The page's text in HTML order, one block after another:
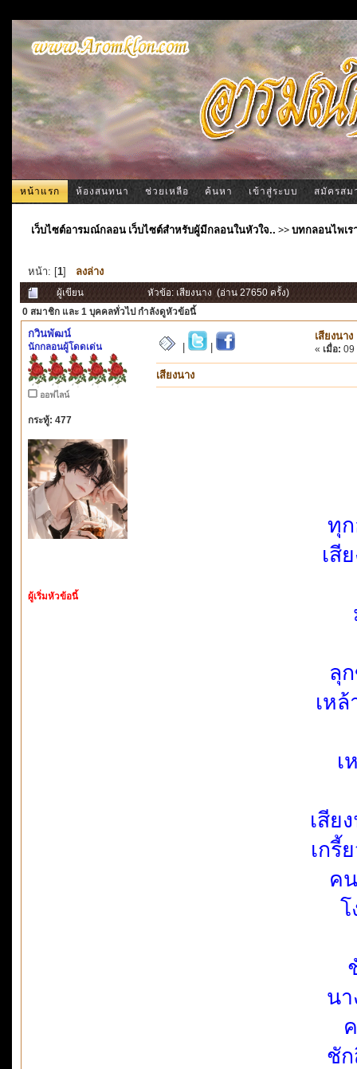
หน้าแรก ห้องสนทนา ช่วยเหลือ ค้นหา เข้าสู่ระบบ สมัครสม
เว็บไซต์อารมณ์กลอน เว็บไซต์สำหรับผู้มีกลอนในหัวใจ.. >>บทกลอนไพเร
หน้า: [1] ลงล่าง
ผู้เขียน
หัวข้อ: เสียงนาง (อ่าน 27650 ครั้ง)
0 สมาชิก และ 1 บุคคลทั่วไป กำลังดูหัวข้อนี้
กวินพัฒน์
นักกลอนผู้โดดเด่น
ออฟไลน์
กระทู้: 477
ผู้เริ่มหัวข้อนี้
เสียงนาง
« เมื่อ: 09
เสียงนาง
ทุ
เสี
ลุ
เห
เ
เสีย
เกรี้
ค
โ
นา
ชั